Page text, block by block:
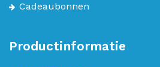
Cadeaubonnen
Productinformatie